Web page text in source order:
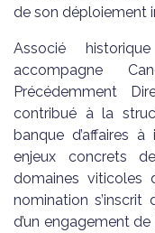
de son déploiement
Associé
accompagne
Précédemment
contribué à la
banque d’affaires
enjeux concrets
domaines viticoles
nomination
d’un engagement